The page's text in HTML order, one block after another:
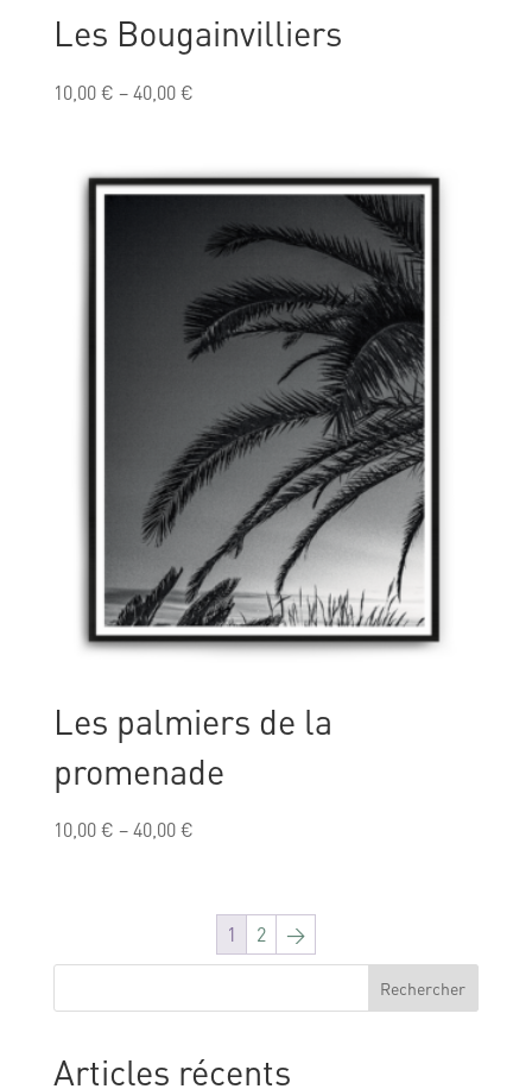
Les Bougainvilliers
10,00€ –40,00€
Les palmiers de la
promenade
10,00€ –40,00€
1 2 →
Rechercher
Articles récents